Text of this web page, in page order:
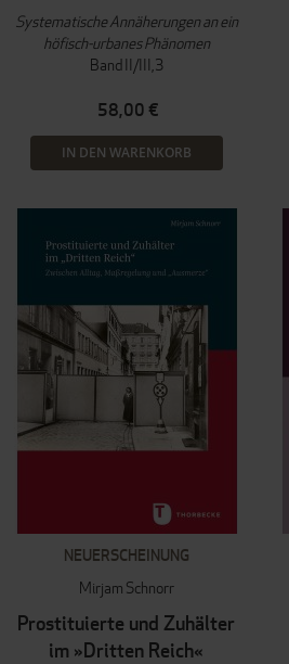
Systematische Annäherungen an ein
höfisch-urbanes Phänomen
Band II/III,3
58,00 €
IN DEN WARENKORB
NEUERSCHEINUNG
Mirjam Schnorr
Prostituierte und Zuhälter
im »Dritten Reich«